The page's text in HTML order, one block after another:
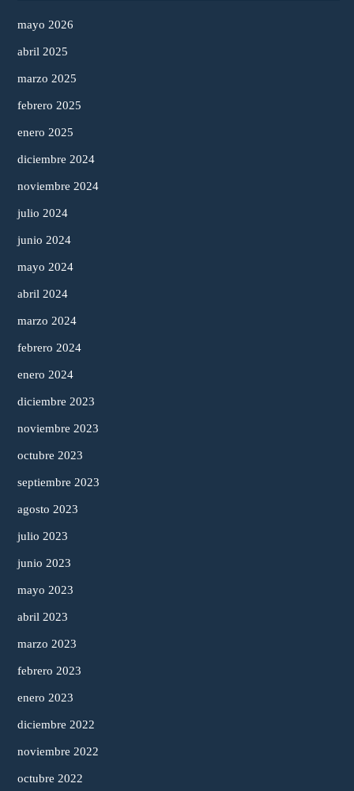
mayo 2026
abril 2025
marzo 2025
febrero 2025
enero 2025
diciembre 2024
noviembre 2024
julio 2024
junio 2024
mayo 2024
abril 2024
marzo 2024
febrero 2024
enero 2024
diciembre 2023
noviembre 2023
octubre 2023
septiembre 2023
agosto 2023
julio 2023
junio 2023
mayo 2023
abril 2023
marzo 2023
febrero 2023
enero 2023
diciembre 2022
noviembre 2022
octubre 2022